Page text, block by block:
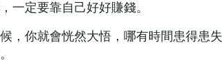
一定要靠自己好好賺錢。
，你就會恍然大悟，哪有時間患得患